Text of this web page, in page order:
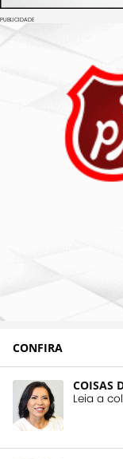
PUBLICIDADE
CONFIRA
COISAS
Leia a